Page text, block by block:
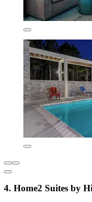
4. Home2 Suites by